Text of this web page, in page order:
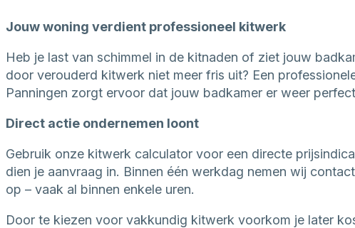
Jouw woning verdient professioneel kitwerk
Heb je last van schimmel in de kitnaden of ziet jouw
door verouderd kitwerk niet meer fris uit? Een
Panningen zorgt ervoor dat jouw badkamer er weer
Direct actie ondernemen loont
Gebruik onze kitwerk calculator voor een directe
dien je aanvraag in. Binnen één werkdag nemen wij
op – vaak al binnen enkele uren.
Door te kiezen voor vakkundig kitwerk voorkom je later